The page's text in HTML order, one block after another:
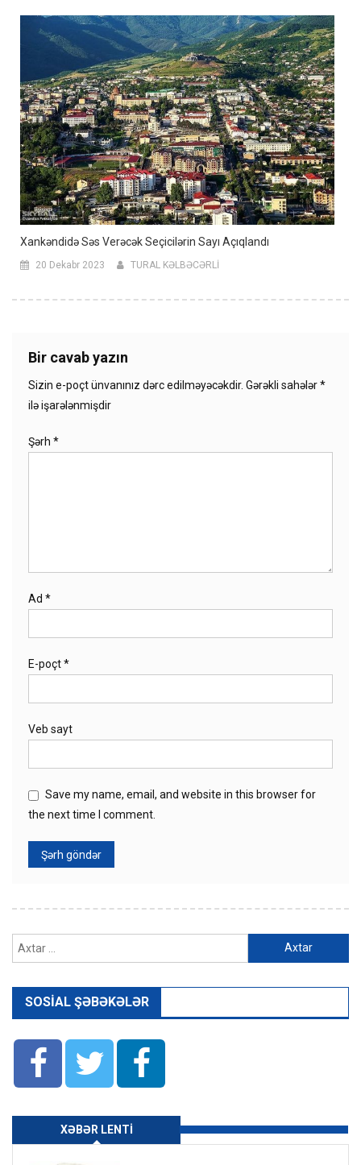
Xankəndidə Səs Verəcək Seçicilərin Sayı Açıqlandı
20 Dekabr 2023 TURAL KƏLBƏCƏRLİ
Bir cavab yazın
Sizin e-poçt ünvanınız dərc edilməyəcəkdir. Gərəkli sahələr*
ilə işarələnmişdir
Şərh *
Ad *
E-poçt*
Veb sayt
Save my name, email, and website in this browser for
the next time I comment.
SOSIAL ŞƏBƏKƏLƏR
XƏBƏR LENTI